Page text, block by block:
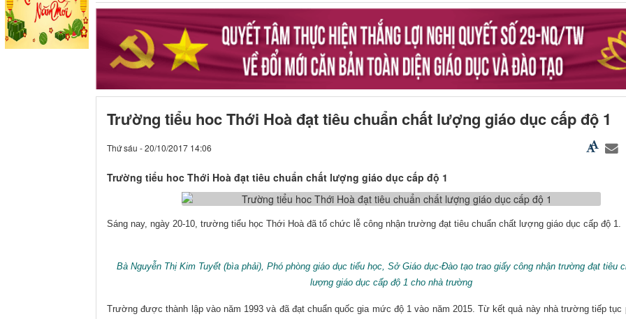
Trường tiểu hoc Thới Hoà đạt tiêu chuẩn chất lượng giáo dục cấp độ 1
Thứ sáu - 20/10/2017 14:06
Trường tiểu hoc Thới Hoà đạt tiêu chuẩn chất lượng giáo dục cấp độ 1
Sáng nay, ngày 20-10, trường tiểu học Thới Hoà đã tổ chức lễ công nhận trường đạt tiêu chuẩn chất lượng giáo dục cấp độ 1.
Bà Nguyễn Thị Kim Tuyết (bìa phải), Phó phòng giáo dục tiểu học, Sở Giáo dục-Đào tạo trao giấy công nhận trường đạt tiêu
lượng giáo dục cấp độ 1 cho nhà trường
Trường được thành lập vào năm 1993 và đã đạt chuẩn quốc gia mức độ 1 vào năm 2015. Từ kết quả này nhà trường tiếp tục